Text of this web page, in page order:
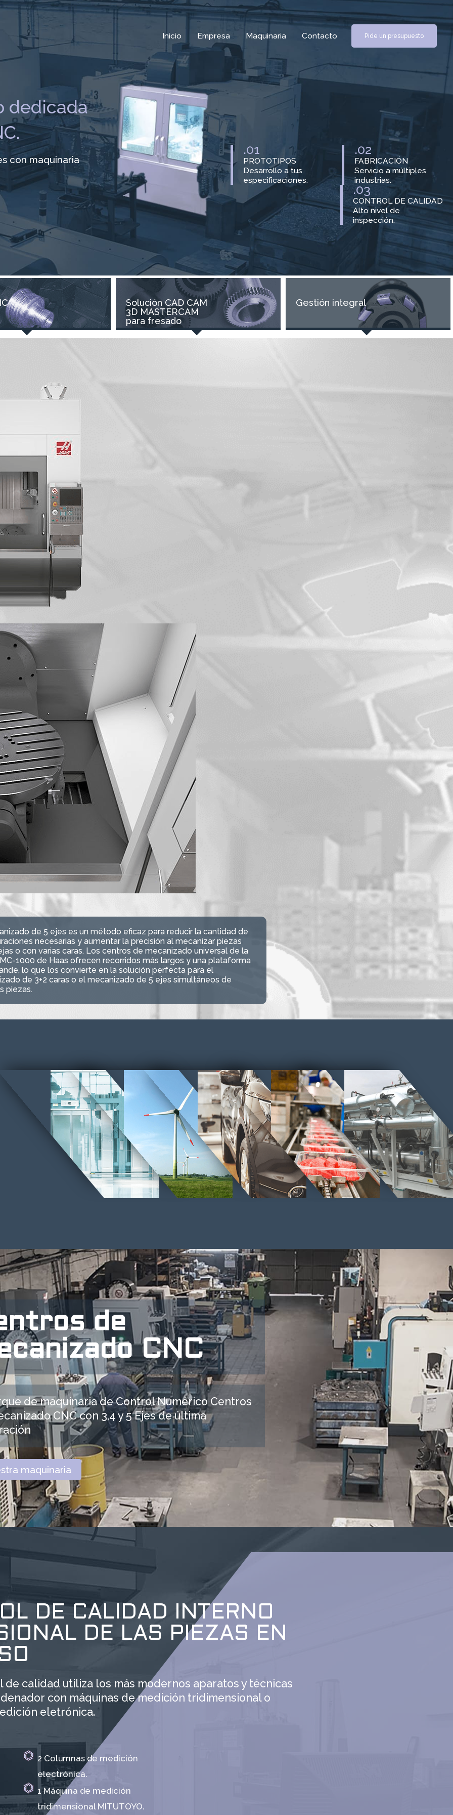
Inicio Empresa Maquinaria Contacto Pide un presupuesto
dedicada
con maquinaria
.01
PROTOTIPOS
Desarrollo a tus
especificaciones.
.02
FABRICACIÓN
Servicio a múltiples
industrias.
.03
CONTROL DE CALIDAD
Alto nivel de
inspección.
Solución CAD CAM
3D MASTERCAM
para fresado
Gestión integral
de 5 ejes es un método eficaz para reducir la cantidad de
necesarias y aumentar la precisión al mecanizar piezas
o con varias caras. Los centros de mecanizado universal de la
1000 de Haas ofrecen recorridos más largos y una plataforma
lo que los convierte en la solución perfecta para el
de 3+2 caras o el mecanizado de 5 ejes simultáneos de
piezas.
de
CNC
de maquinaria de Control Numérico Centros
CNC con 3,4 y 5 Ejes de última
maquinaria
DE CALIDAD INTERNO
DE LAS PIEZAS EN
calidad utiliza los más modernos aparatos y técnicas
con máquinas de medición tridimensional o
eletrónica.
2 Columnas de medición
electrónica.
1 Máquina de medición
tridimensional MITUTOYO.